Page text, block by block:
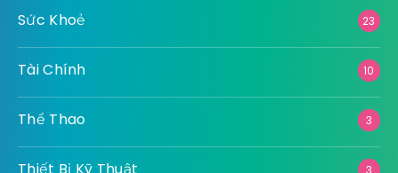
Sức Khoẻ 23
Tài Chính 10
Thể Thao 3
Thiết Bị Kỹ Thuật 3